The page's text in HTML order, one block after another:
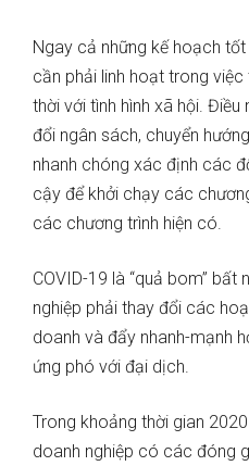
Ngay cả những kế hoạch
cần phải linh hoạt trong
thời với tình hình xã hội.
đổi ngân sách, chuyển
nhanh chóng xác định các
cậy để khởi chạy các
các chương trình hiện có.
COVID-19 là “quả bom” bất
nghiệp phải thay đổi các
doanh và đẩy nhanh-mạnh
ứng phó với đại dịch.
Trong khoảng thời gian
doanh nghiệp có các đóng